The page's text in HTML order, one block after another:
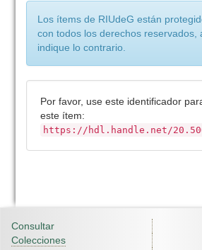
Los ítems de RIUdeG están
con todos los derechos reservados,
indique lo contrario.
Por favor, use este identificador
este ítem:
https://hdl.handle.net/
Consultar
Colecciones